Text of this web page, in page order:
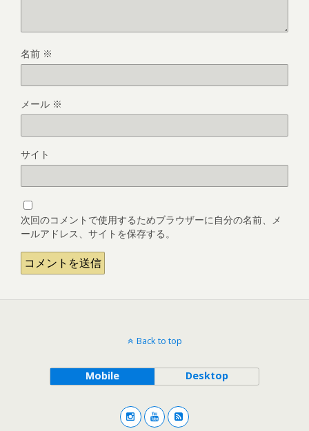
名前 ※
メール ※
サイト
次回のコメントで使用するためブラウザーに自分の名前、メ
ールアドレス、サイトを保存する。
Back to top
Mobile Desktop